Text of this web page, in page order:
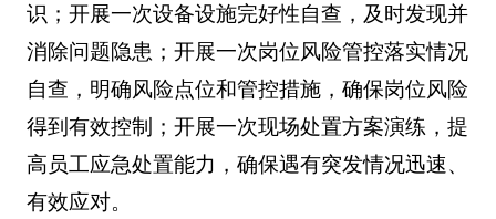
识；开展一次设备设施完好性自查，及时发现并
消除问题隐患；开展一次岗位风险管控落实情况
自查，明确风险点位和管控措施，确保岗位风险
得到有效控制；开展一次现场处置方案演练，提
高员工应急处置能力，确保遇有突发情况迅速、
有效应对。